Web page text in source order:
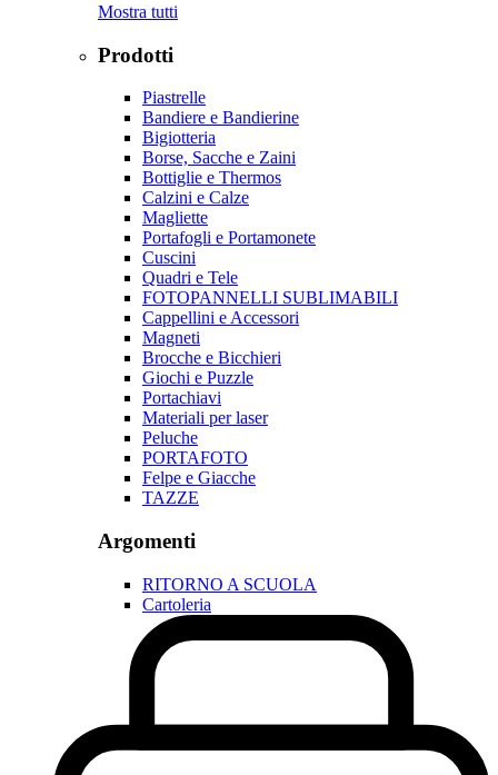
Mostra tutti
Prodotti
Piastrelle
Bandiere e Bandierine
Bigiotteria
Borse, Sacche e Zaini
Bottiglie e Thermos
Calzini e Calze
Magliette
Portafogli e Portamonete
Cuscini
Quadri e Tele
FOTOPANNELLI SUBLIMABILI
Cappellini e Accessori
Magneti
Brocche e Bicchieri
Giochi e Puzzle
Portachiavi
Materiali per laser
Peluche
PORTAFOTO
Felpe e Giacche
TAZZE
Argomenti
RITORNO A SCUOLA
Cartoleria